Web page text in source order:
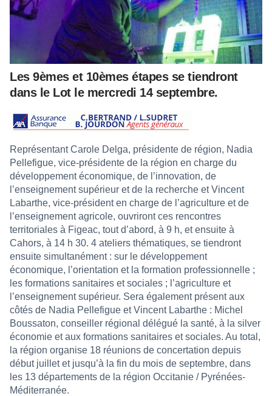
Les 9èmes et 10èmes étapes se tiendront
dans le Lot le mercredi 14 septembre.
Représentant Carole Delga, présidente de région, Nadia
Pellefigue, vice-présidente de la région en charge du
développement économique, de l’innovation, de
l’enseignement supérieur et de la recherche et Vincent
Labarthe, vice-président en charge de l’agriculture et de
l’enseignement agricole, ouvriront ces rencontres
territoriales à Figeac, tout d’abord, à 9 h, et ensuite à
Cahors, à 14 h 30. 4 ateliers thématiques, se tiendront
ensuite simultanément : sur le développement
économique, l’orientation et la formation professionnelle ;
les formations sanitaires et sociales ; l’agriculture et
l’enseignement supérieur. Sera également présent aux
côtés de Nadia Pellefigue et Vincent Labarthe : Michel
Boussaton, conseiller régional délégué la santé, à la silver
économie et aux formations sanitaires et sociales. Au total,
la région organise 18 réunions de concertation depuis
début juillet et jusqu’à la fin du mois de septembre, dans
les 13 départements de la région Occitanie / Pyrénées-
Méditerranée.